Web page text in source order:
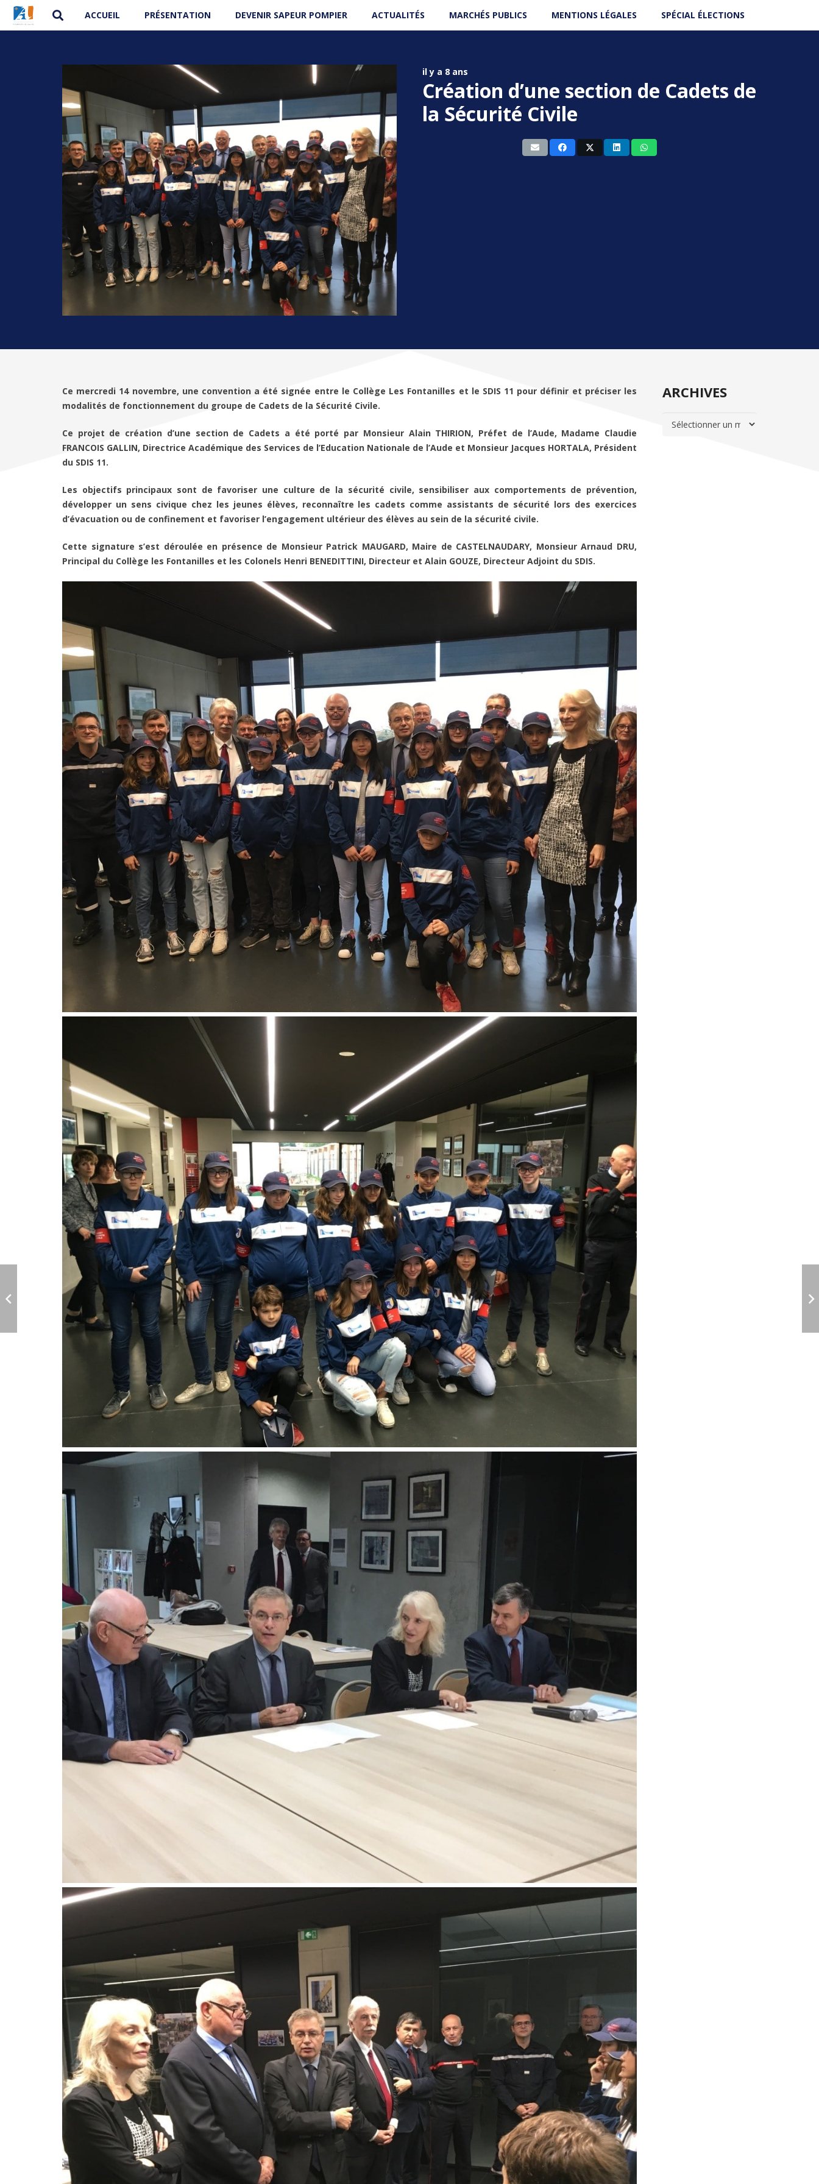
ACCUEIL PRÉSENTATION DEVENIR SAPEUR POMPIER ACTUALITÉS MARCHÉS PUBLICS MENTIONS LÉGALES SPÉCIAL ÉLECTIONS
il y a 8 ans
Création d’une section de Cadets de
la Sécurité Civile
Ce mercredi 14 novembre, une convention a été signée entre le Collège Les Fontanilles et le SDIS 11 pour définir et préciser les
modalités de fonctionnement du groupe de Cadets de la Sécurité Civile.
Ce projet de création d’une section de Cadets a été porté par Monsieur Alain THIRION, Préfet de l’Aude, Madame Claudie
FRANCOIS GALLIN, Directrice Académique des Services de l’Education Nationale de l’Aude et Monsieur Jacques HORTALA, Président
du SDIS 11.
Les objectifs principaux sont de favoriser une culture de la sécurité civile, sensibiliser aux comportements de prévention,
développer un sens civique chez les jeunes élèves, reconnaître les cadets comme assistants de sécurité lors des exercices
d’évacuation ou de confinement et favoriser l’engagement ultérieur des élèves au sein de la sécurité civile.
Cette signature s’est déroulée en présence de Monsieur Patrick MAUGARD, Maire de CASTELNAUDARY, Monsieur Arnaud DRU,
Principal du Collège les Fontanilles et les Colonels Henri BENEDITTINI, Directeur et Alain GOUZE, Directeur Adjoint du SDIS.
ARCHIVES
ARCHIVES